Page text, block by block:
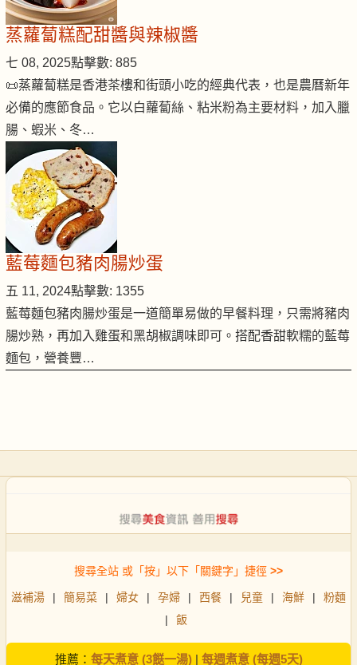
蒸蘿蔔糕配甜醬與辣椒醬
七 08, 2025點擊數: 885
📜蒸蘿蔔糕是香港茶樓和街頭小吃的經典代表，也是農曆新年
必備的應節食品。它以白蘿蔔絲、粘米粉為主要材料，加入臘
腸、蝦米、冬…
藍莓麵包豬肉腸炒蛋
五 11, 2024點擊數: 1355
藍莓麵包豬肉腸炒蛋是一道簡單易做的早餐料理，只需將豬肉
腸炒熟，再加入雞蛋和黑胡椒調味即可。搭配香甜軟糯的藍莓
麵包，營養豐…
搜尋全站 或「按」以下「關鍵字」捷徑 >>
滋補湯 | 簡易菜 | 婦女 | 孕婦 | 西餐 | 兒童 | 海鮮 |
粉麵
|
飯
推薦： 每天煮意 (3餸一湯)| 每週煮意 (每週5天)